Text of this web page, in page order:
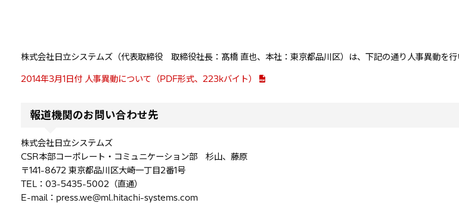
株式会社日立システムズ（代表取締役 取締役社長：髙橋 直也、本社：東京都品川区）は、下記の通り人事異動を行
2014年3月1日付 人事異動について（PDF形式、223kバイト）
報道機関のお問い合わせ先
株式会社日立システムズ
CSR本部コーポレート・コミュニケーション部 杉山、藤原
〒141-8672 東京都品川区大崎一丁目2番1号
TEL：03-5435-5002（直通）
E-mail：press.we@ml.hitachi-systems.com